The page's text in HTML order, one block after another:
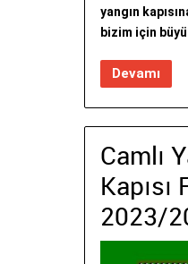
yangın
bizim için
Devamı
Camlı
Kapısı
2023/